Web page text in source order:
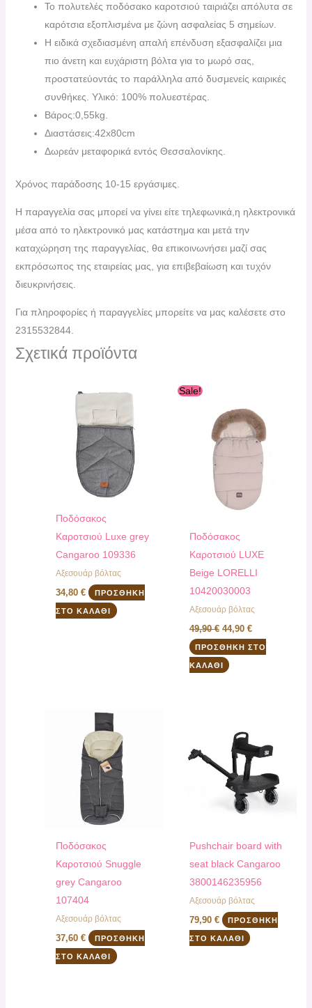
Το πολυτελές ποδόσακο καροτσιού ταιριάζει απόλυτα σε
καρότσια εξοπλισμένα με ζώνη ασφαλείας 5 σημείων.
Η ειδικά σχεδιασμένη απαλή επένδυση εξασφαλίζει μια
πιο άνετη και ευχάριστη βόλτα για το μωρό σας,
προστατεύοντάς το παράλληλα από δυσμενείς καιρικές
συνθήκες. Υλικό: 100% πολυεστέρας.
Βάρος:0,55kg.
Διαστάσεις:42x80cm
Δωρεάν μεταφορικά εντός Θεσσαλονίκης.
Χρόνος παράδοσης 10-15 εργάσιμες.
H παραγγελία σας μπορεί να γίνει είτε τηλεφωνικά,η ηλεκτρονικά
μέσα από το ηλεκτρονικό μας κατάστημα και μετά την
καταχώρηση της παραγγελίας, θα επικοινωνήσει μαζί σας
εκπρόσωπος της εταιρείας μας, για επιβεβαίωση και τυχόν
διευκρινήσεις.
Για πληροφορίες ή παραγγελίες μπορείτε να μας καλέσετε στο
2315532844.
Σχετικά προϊόντα
Ποδόσακος
Καροτσιού Luxe grey
Cangaroo 109336
Αξεσουάρ βόλτας
34,80€ ΠΡΟΣΘΉΚΗ
ΣΤΟ ΚΑΛΆΘΙ
Sale!
Ποδόσακος
Καροτσιού LUXE
Beige LORELLI
10420030003
Αξεσουάρ βόλτας
49,90€
was:
49,90 €.
44,90 €
τιμή
είναι:
44,90 €.
ΠΡΟΣΘΉΚΗ ΣΤΟ
ΚΑΛΆΘΙ
Ποδόσακος
Καροτσιού Snuggle
grey Cangaroo
107404
Αξεσουάρ βόλτας
37,60€ ΠΡΟΣΘΉΚΗ
ΣΤΟ ΚΑΛΆΘΙ
Pushchair board with
seat black Cangaroo
3800146235956
Αξεσουάρ βόλτας
79,90 € ΠΡΟΣΘΉΚΗ
ΣΤΟ ΚΑΛΆΘΙ